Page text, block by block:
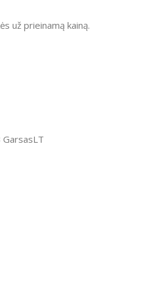
už prieinamą kainą.